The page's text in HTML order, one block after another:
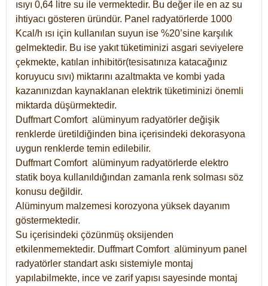
ısıyı 0,64 litre su ile vermektedir. Bu değer ile en az su
ihtiyacı gösteren üründür. Panel radyatörlerde 1000
Kcal/h ısı için kullanılan suyun ise %20’sine karşılık
gelmektedir. Bu ise yakıt tüketiminizi asgari seviyelere
çekmekte, katılan inhibitör(tesisatınıza katacağınız
koruyucu sıvı) miktarını azaltmakta ve kombi yada
kazanınızdan kaynaklanan elektrik tüketiminizi önemli
miktarda düşürmektedir.
Duffmart Comfort alüminyum radyatörler değişik
renklerde üretildiğinden bina içerisindeki dekorasyona
uygun renklerde temin edilebilir.
DuffmartComfort alüminyum radyatörlerde elektro
statik boya kullanıldığından zamanla renk solması söz
konusu değildir.
Alüminyum malzemesi korozyona yüksek dayanım
göstermektedir.
Su içerisindeki çözünmüş oksijenden
etkilenmemektedir. DuffmartComfort alüminyum panel
radyatörler standart askı sistemiyle montaj
yapılabilmekte, ince ve zarif yapısı sayesinde montaj